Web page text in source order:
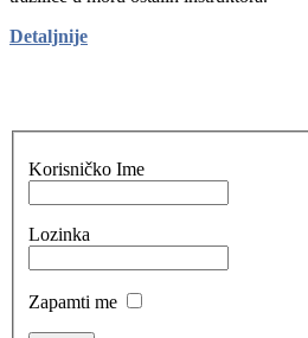
Detaljnije
Korisničko Ime
Lozinka
Zapamti me